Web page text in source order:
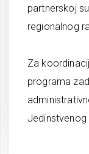
partnerskoj
regionalnog
Za
programa
Jedinstvenog